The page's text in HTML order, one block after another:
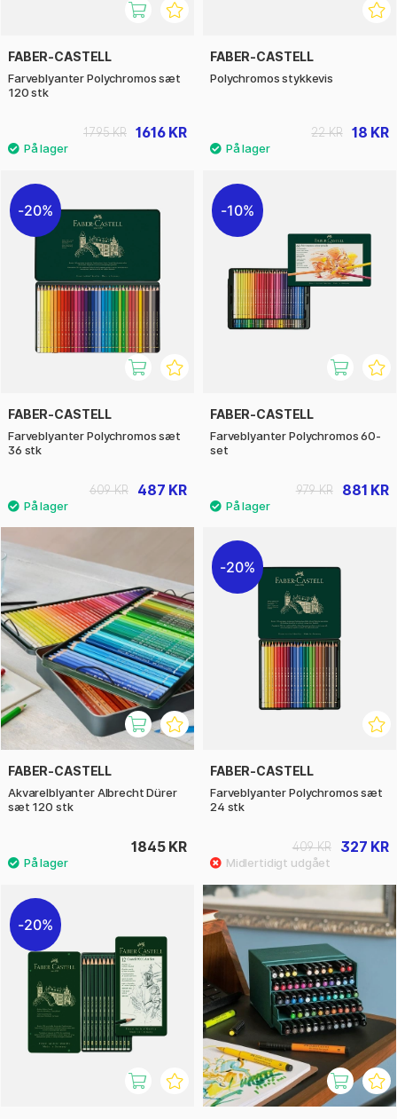
FABER-CASTELL
Farveblyanter Polychromos sæt
120 stk
1616 KR
1795 KR
FABER-CASTELL
Polychromos stykkevis
18 KR
22 KR
20%
FABER-CASTELL
Farveblyanter Polychromos sæt
36 stk
487 KR
609 KR
10%
FABER-CASTELL
Farveblyanter Polychromos 60-
set
881 KR
979 KR
FABER-CASTELL
Akvarelblyanter Albrecht Dürer
sæt 120 stk
1845 KR
20%
FABER-CASTELL
Farveblyanter Polychromos sæt
24 stk
327 KR
409 KR
20%